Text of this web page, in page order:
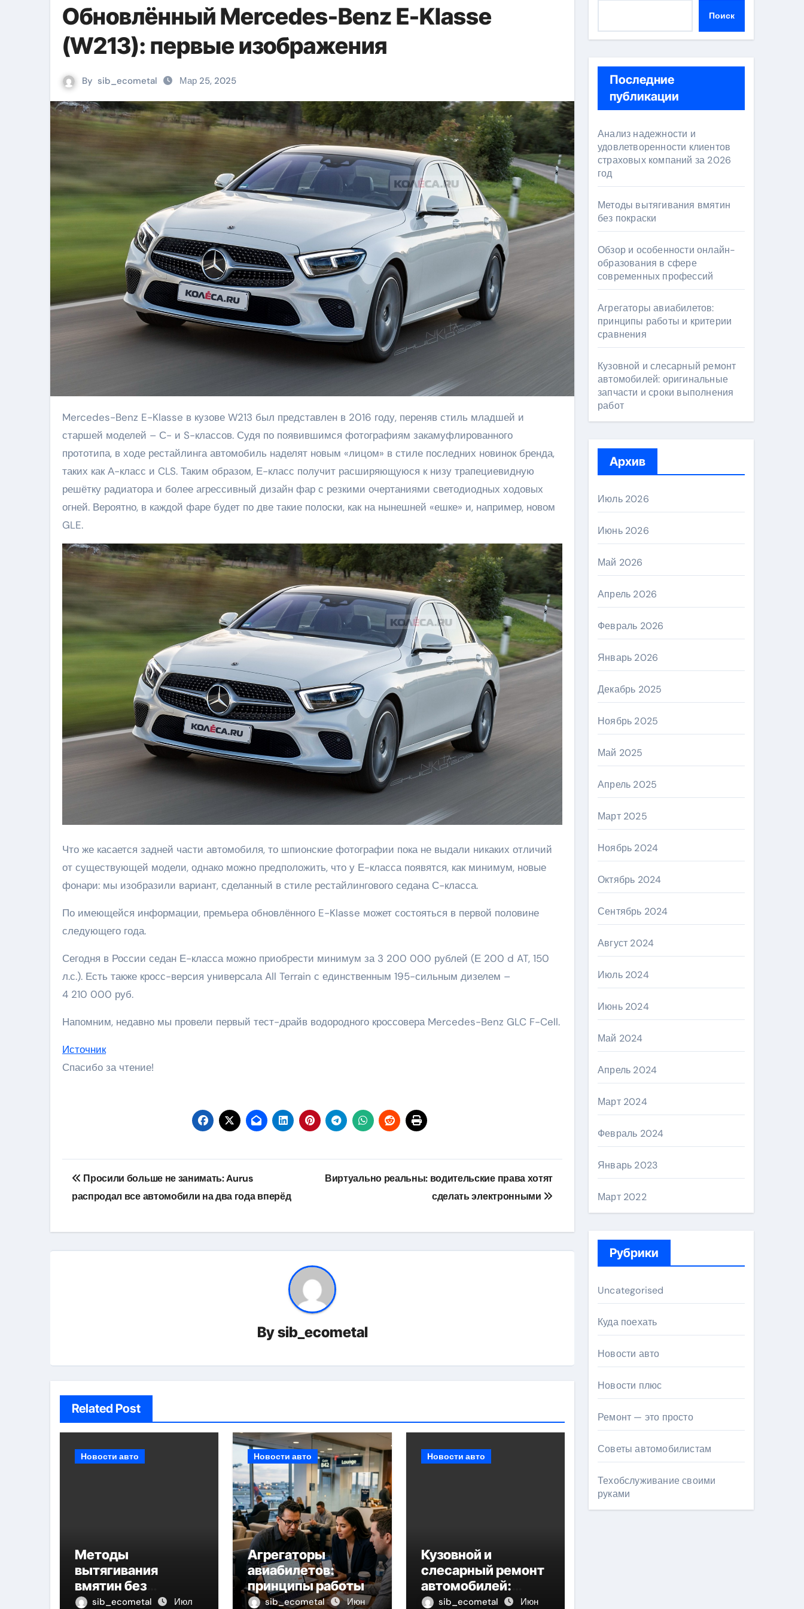
Обновлённый Mercedes-Benz E-Klasse
(W213): первые изображения
By sib_ecometal Мар 25, 2025
Mercedes-Benz E-Klasse в кузове W213 был представлен в 2016 году, переняв стиль младшей и
старшей моделей – С- и S-классов. Судя по появившимся фотографиям закамуфлированного
прототипа, в ходе рестайлинга автомобиль наделят новым «лицом» в стиле последних новинок бренда,
таких как А-класс и CLS. Таким образом, Е-класс получит расширяющуюся к низу трапециевидную
решётку радиатора и более агрессивный дизайн фар с резкими очертаниями светодиодных ходовых
огней. Вероятно, в каждой фаре будет по две такие полоски, как на нынешней «ешке» и, например, новом
GLE.
Что же касается задней части автомобиля, то шпионские фотографии пока не выдали никаких отличий
от существующей модели, однако можно предположить, что у Е-класса появятся, как минимум, новые
фонари: мы изобразили вариант, сделанный в стиле рестайлингового седана С-класса.
По имеющейся информации, премьера обновлённого E-Klasse может состояться в первой половине
следующего года.
Сегодня в России седан Е-класса можно приобрести минимум за 3 200 000 рублей (Е 200 d AT, 150
л.с.). Есть также кросс-версия универсала All Terrain с единственным 195-сильным дизелем –
4 210 000 руб.
Напомним, недавно мы провели первый тест-драйв водородного кроссовера Mercedes-Benz GLC F-Cell.
Источник
Спасибо за чтение!
Навигация
по
Просили больше не занимать: Aurus
распродал все автомобили на два года вперёд
Виртуально реальны: водительские права хотят
сделать электронными
Bysib_ecometal
Related Post
Новости авто
Методы
вытягивания
вмятин без
покраски
sib_ecometal
Июл
Новости авто
Агрегаторы
авиабилетов:
принципы работы и
критерии
sib_ecometal
Июн
Новости авто
Кузовной и
слесарный ремонт
автомобилей:
оригинальные
sib_ecometal
Июн
Поиск
Последние
публикации
Анализ надежности и
удовлетворенности клиентов
страховых компаний за 2026
год
Методы вытягивания вмятин
без покраски
Обзор и особенности онлайн-
образования в сфере
современных профессий
Агрегаторы авиабилетов:
принципы работы и критерии
сравнения
Кузовной и слесарный ремонт
автомобилей: оригинальные
запчасти и сроки выполнения
работ
Архив
Июль 2026
Июнь 2026
Май 2026
Апрель 2026
Февраль 2026
Январь 2026
Декабрь 2025
Ноябрь 2025
Май 2025
Апрель 2025
Март 2025
Ноябрь 2024
Октябрь 2024
Сентябрь 2024
Август 2024
Июль 2024
Июнь 2024
Май 2024
Апрель 2024
Март 2024
Февраль 2024
Январь 2023
Март 2022
Рубрики
Uncategorised
Куда поехать
Новости авто
Новости плюс
Ремонт — это просто
Советы автомобилистам
Техобслуживание своими
руками